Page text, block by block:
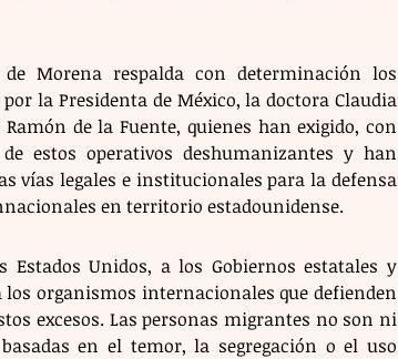
Morena respalda con determinación los
la Presidenta de México, la doctora Claudia
de la Fuente, quienes han exigido, con
estos operativos deshumanizantes y han
vías legales e institucionales para la defensa
en territorio estadounidense.
Estados Unidos, a los Gobiernos estatales y
organismos internacionales que defienden
excesos. Las personas migrantes no son ni
en el temor, la segregación o el uso